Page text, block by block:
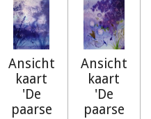
Ansicht
kaart
'De
paarse
Ansicht
kaart
'De
paarse